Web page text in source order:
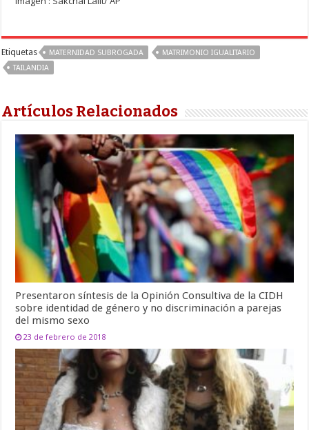
Etiquetas MATERNIDAD SUBROGADA
MATRIMONIO IGUALITARIO
TAILANDIA
Artículos Relacionados
Presentaron síntesis de la Opinión Consultiva de la CIDH
sobre identidad de género y no discriminación a parejas
del mismo sexo
23 de febrero de 2018